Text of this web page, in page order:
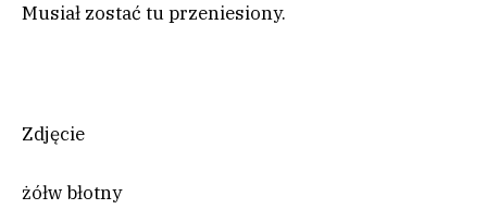
Musiał zostać tu przeniesiony.
Zdjęcie
żółw błotny